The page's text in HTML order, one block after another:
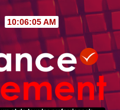
10:06:06 AM